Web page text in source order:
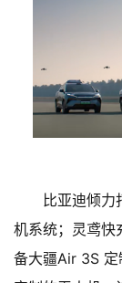
比亚迪倾
机系统；灵鸢快
备大疆Air 3S 定